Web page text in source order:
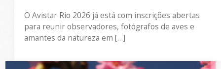
O Avistar Rio 2026 já está com inscrições abertas
para reunir observadores, fotógrafos de aves e
amantes da natureza em […]